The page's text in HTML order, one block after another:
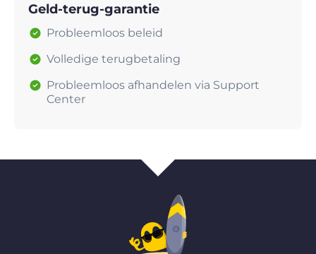
Geld-terug-garantie
Probleemloos beleid
Volledige terugbetaling
Probleemloos afhandelen via Support
Center